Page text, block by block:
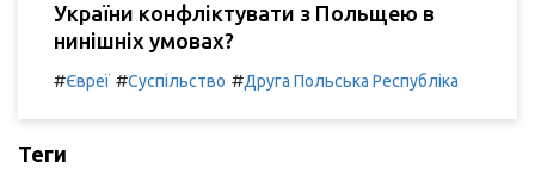
України конфліктувати з Польщею в
нинішніх умовах?
#Євреї #Суспільство #Друга Польська Республіка
Теги